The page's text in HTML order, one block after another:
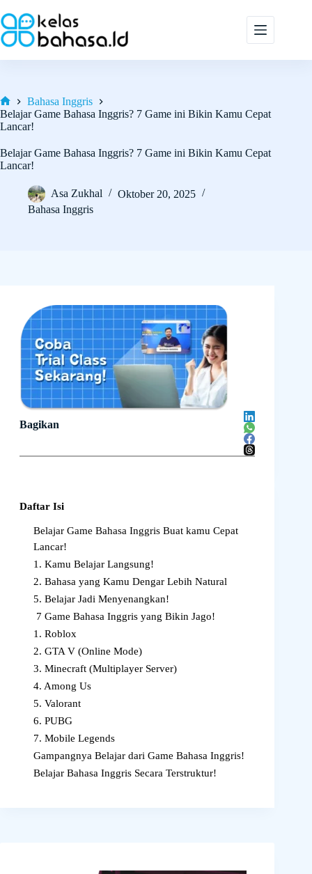
to
content
Home
Bahasa Inggris
Belajar Game Bahasa Inggris? 7 Game ini Bikin Kamu Cepat
Lancar!
Belajar Game Bahasa Inggris? 7 Game ini Bikin Kamu Cepat
Lancar!
Asa Zukhal
Oktober 20, 2025
Bahasa Inggris
Bagikan
Daftar Isi
Belajar Game Bahasa Inggris Buat kamu Cepat
Lancar!
1. Kamu Belajar Langsung!
2. Bahasa yang Kamu Dengar Lebih Natural
5. Belajar Jadi Menyenangkan!
7 Game Bahasa Inggris yang Bikin Jago!
1. Roblox
2. GTA V (Online Mode)
3. Minecraft (Multiplayer Server)
4. Among Us
5. Valorant
6. PUBG
7. Mobile Legends
Gampangnya Belajar dari Game Bahasa Inggris!
Belajar Bahasa Inggris Secara Terstruktur!